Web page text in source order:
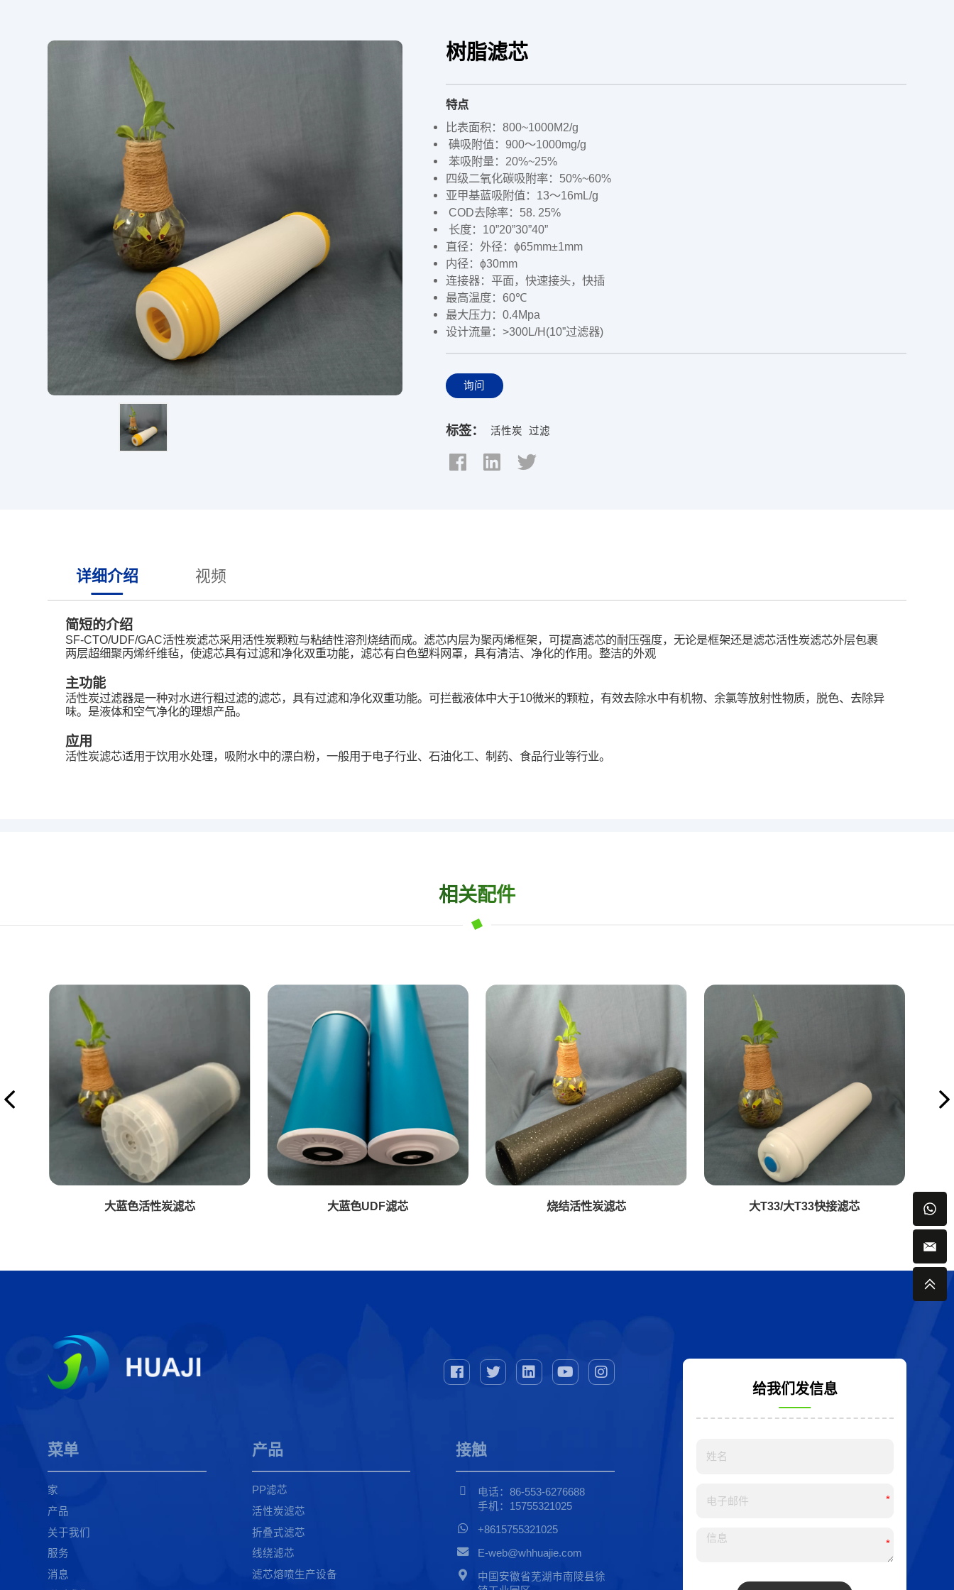
树脂滤芯
特点
比表面积：800~1000M2/g
碘吸附值：900～1000mg/g
苯吸附量：20%~25%
四级二氧化碳吸附率：50%~60%
亚甲基蓝吸附值：13～16mL/g
COD去除率：58. 25%
长度：10”20”30”40”
直径：外径：ɸ65mm±1mm
内径：ɸ30mm
连接器：平面，快速接头，快插
最高温度：60℃
最大压力：0.4Mpa
设计流量：>300L/H(10”过滤器)
询问
标签： 活性炭 过滤
详细介绍 视频
简短的介绍
SF-CTO/UDF/GAC活性炭滤芯采用活性炭颗粒与粘结性溶剂烧结而成。滤芯内层为聚丙烯框架，可提高滤芯的耐压强度，无论是框架还是滤芯活性炭滤芯外层包裹
两层超细聚丙烯纤维毡，使滤芯具有过滤和净化双重功能，滤芯有白色塑料网罩，具有清洁、净化的作用。整洁的外观
主功能
活性炭过滤器是一种对水进行粗过滤的滤芯，具有过滤和净化双重功能。可拦截液体中大于10微米的颗粒，有效去除水中有机物、余氯等放射性物质，脱色、去除异
味。是液体和空气净化的理想产品。
应用
活性炭滤芯适用于饮用水处理，吸附水中的漂白粉，一般用于电子行业、石油化工、制药、食品行业等行业。
相关配件
大蓝色活性炭滤芯 大蓝色UDF滤芯 烧结活性炭滤芯 大T33/大T33快接滤芯
菜单
家
产品
关于我们
服务
消息
产品
PP滤芯
活性炭滤芯
折叠式滤芯
线绕滤芯
滤芯熔喷生产设备
接触
电话：86-553-6276688
手机：15755321025
+8615755321025
E-web@whhuajie.com
中国安徽省芜湖市南陵县徐
给我们发信息
*
*